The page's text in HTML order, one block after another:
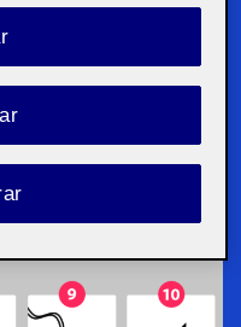
los